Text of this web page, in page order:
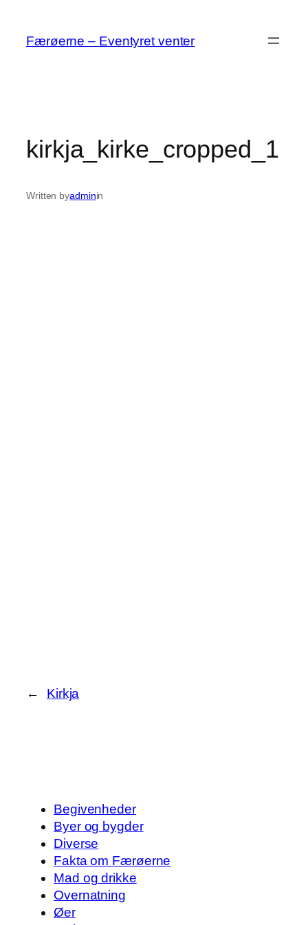
indhold
Færøerne – Eventyret venter
kirkja_kirke_cropped_1
Written byadminin
← Kirkja
Begivenheder
Byer og bygder
Diverse
Fakta om Færøerne
Mad og drikke
Overnatning
Øer